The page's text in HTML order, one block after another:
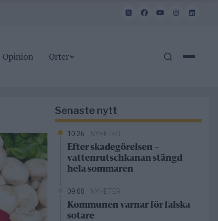
Opinion Orter
Senaste nytt
10:26 NYHETER
Efter skadegörelsen –
vattenrutschkanan stängd
hela sommaren
09:00 NYHETER
Kommunen varnar för falska
sotare